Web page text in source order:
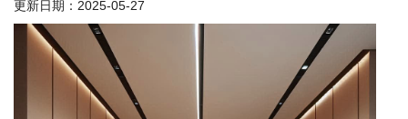
更新日期： 2025-05-27